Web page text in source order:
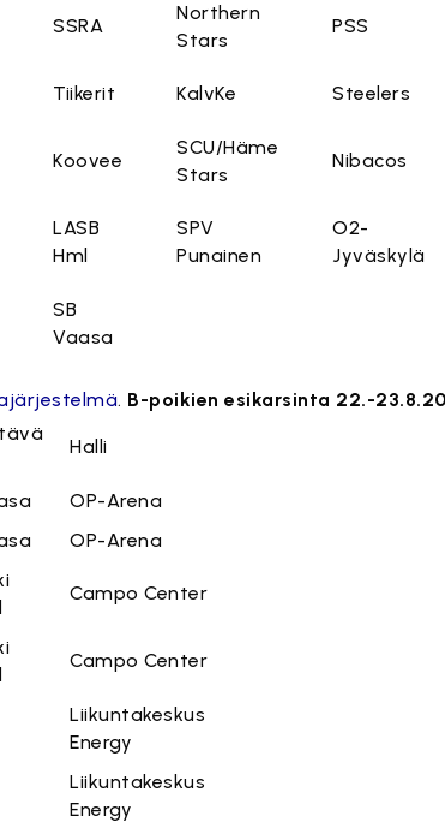
SSRA
Northern
Stars
PSS
Tiikerit KalvKe Steelers
Koovee
SCU/Häme
Stars
Nibacos
LASB
Hml
SPV
Punainen
O2-
Jyväskylä
SB
Vaasa
. B-poikien esikarsinta 22.-
Halli
OP-Arena
OP-Arena
Campo Center
Campo Center
Liikuntakeskus
Energy
Liikuntakeskus
Energy